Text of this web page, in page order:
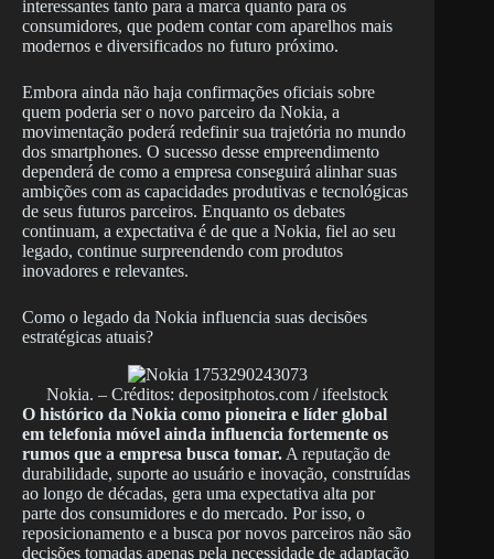
interessantes tanto para a marca quanto para os
consumidores, que podem contar com aparelhos mais
modernos e diversificados no futuro próximo.
Embora ainda não haja confirmações oficiais sobre
quem poderia ser o novo parceiro da Nokia, a
movimentação poderá redefinir sua trajetória no mundo
dos smartphones. O sucesso desse empreendimento
dependerá de como a empresa conseguirá alinhar suas
ambições com as capacidades produtivas e tecnológicas
de seus futuros parceiros. Enquanto os debates
continuam, a expectativa é de que a Nokia, fiel ao seu
legado, continue surpreendendo com produtos
inovadores e relevantes.
Como o legado da Nokia influencia suas decisões
estratégicas atuais?
Nokia. – Créditos: depositphotos.com / ifeelstock
O histórico da Nokia como pioneira e líder global
em telefonia móvel ainda influencia fortemente os
rumos que a empresa busca tomar. A reputação de
durabilidade, suporte ao usuário e inovação, construídas
ao longo de décadas, gera uma expectativa alta por
parte dos consumidores e do mercado. Por isso, o
reposicionamento e a busca por novos parceiros não são
decisões tomadas apenas pela necessidade de adaptação